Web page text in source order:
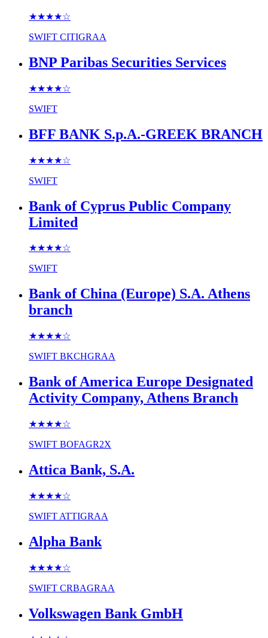
★★★★☆
SWIFT CITIGRAA
BNP Paribas Securities Services
★★★★☆
SWIFT
BFF BANK S.p.A.-GREEK BRANCH
★★★★☆
SWIFT
Bank of Cyprus Public Company
Limited
★★★★☆
SWIFT
Bank of China (Europe) S.A. Athens
branch
★★★★☆
SWIFT BKCHGRAA
Bank of America Europe Designated
Activity Company, Athens Branch
★★★★☆
SWIFT BOFAGR2X
Attica Bank, S.A.
★★★★☆
SWIFT ATTIGRAA
Alpha Bank
★★★★☆
SWIFT CRBAGRAA
Volkswagen Bank GmbH